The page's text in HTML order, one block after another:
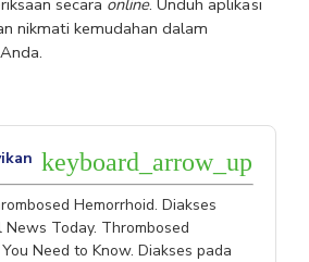
secara online. Unduh aplikasi
nikmati kemudahan dalam
keyboard_arrow_up
Hemorrhoid. Diakses
Today. Thrombosed
Need to Know. Diakses pada